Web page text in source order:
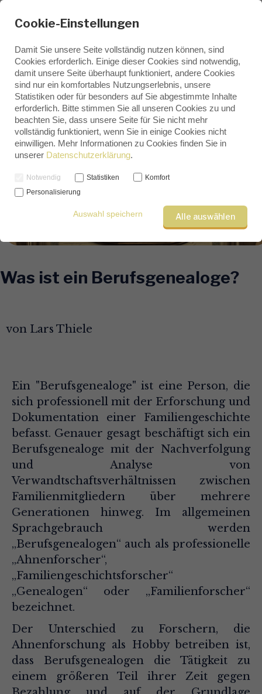
Was ist ein Berufsgenealoge?
von Lars Thiele
Ein "Berufsgenealoge" ist eine Person, die
sich professionell mit der Erforschung und
Dokumentation einer Familiengeschichte
befasst. Genauer gesagt beschäftigt sich ein
Berufsgenealoge mit der Nachverfolgung
und Analyse von
Verwandtschaftsverhältnissen zwischen
Familienmitgliedern über mehrere
Generationen hinweg. Im allgemeinen
Sprachgebrauch werden
„Berufsgenealogen“ auch als professionelle
„Ahnenforscher“,
„Familiengeschichtsforscher“
„Genealogen“ oder „Familienforscher“
bezeichnet.
Der Unterschied zu Forschern, die
Ahnenforschung als Hobby betreiben ist,
dass Berufsgenealogen die Tätigkeit zu
einem größeren Teil ihrer Zeit gegen
Cookie-Einstellungen
Damit Sie unsere Seite vollständig nutzen können, sind
Cookies erforderlich. Einige dieser Cookies sind notwendig,
damit unsere Seite überhaupt funktioniert, andere Cookies
sind nur ein komfortables Nutzungserlebnis, unsere
Statistiken oder für besonders auf Sie abgestimmte Inhalte
erforderlich. Bitte stimmen Sie all unseren Cookies zu und
beachten Sie, dass unsere Seite für Sie nicht mehr
vollständig funktioniert, wenn Sie in einige Cookies nicht
einwilligen. Mehr Informationen zu Cookies finden Sie in
unserer Datenschutzerklärung.
Notwendig Statistiken
Komfort
Personalisierung
Auswahl speichern Alle auswählen